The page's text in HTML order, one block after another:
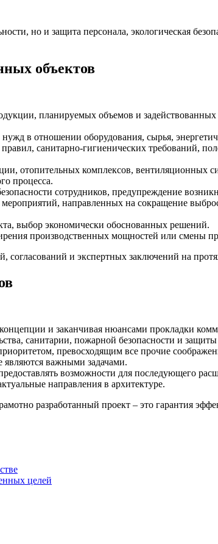
но и защита персонала, экологическая
объектов
планируемых объемов и
в отношении оборудования, сырья,
санитарно-гигиенических требований,
отопительных комплексов, вентиляционных
процесса.
сотрудников, предупреждение
направленных на сокращение
выбор экономически обоснованных решений.
производственных мощностей или смены
и экспертных заключений на
и заканчивая нюансами прокладки
санитарии, пожарной безопасности и
превосходящим все прочие
являются важными задачами.
возможности для последующего
направления в архитектуре.
разработанный проект – это гарантия
целей